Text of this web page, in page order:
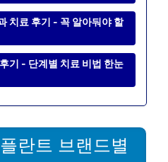
치료 후기 - 꼭 알아둬야 할
기 - 단계별 치료 비법 한눈
란트 브랜드별